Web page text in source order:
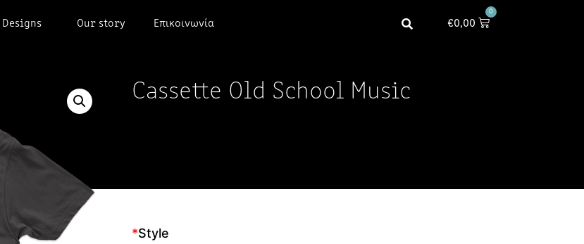
Designs Our story Επικοινωνία €0,00
0
Cassette Old School Music
*Style